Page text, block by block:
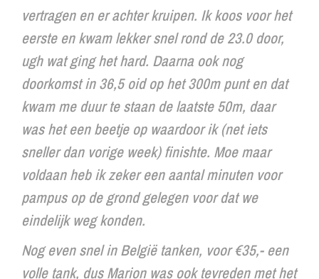
vertragen en er achter kruipen. Ik koos voor het
eerste en kwam lekker snel rond de 23.0 door,
ugh wat ging het hard. Daarna ook nog
doorkomst in 36,5 oid op het 300m punt en dat
kwam me duur te staan de laatste 50m, daar
was het een beetje op waardoor ik (net iets
sneller dan vorige week) finishte. Moe maar
voldaan heb ik zeker een aantal minuten voor
pampus op de grond gelegen voor dat we
eindelijk weg konden.
Nog even snel in België tanken, voor €35,- een
volle tank, dus Marion was ook tevreden met het